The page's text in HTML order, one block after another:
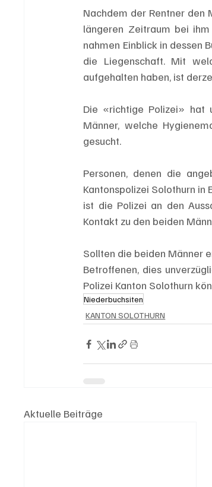
Nachdem der Rentner den
längeren Zeitraum bei
nahmen Einblick in dessen
die Liegenschaft. Mit
aufgehalten haben, ist
Die «richtige Polizei» hat
Männer, welche
gesucht.
Personen, denen die
Kantonspolizei Solothurn in
ist die Polizei an den
Kontakt zu den beiden
Sollten die beiden Männer
Betroffenen, dies
Polizei Kanton Solothurn
Niederbuchsiten
KANTON SOLOTHURN
Aktuelle Beiträge